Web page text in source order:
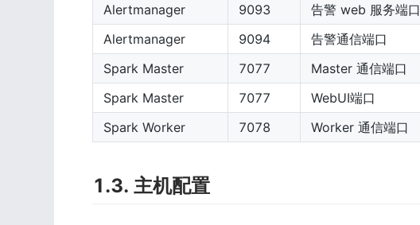
Alertmanager
9093
告警 web 服务端口
Alertmanager
9094
告警通信端口
Spark Master
7077
Master 通信端口
Spark Master
7077
WebUI端口
Spark Worker
7078 Worker 通信端口
1.3. 主机配置